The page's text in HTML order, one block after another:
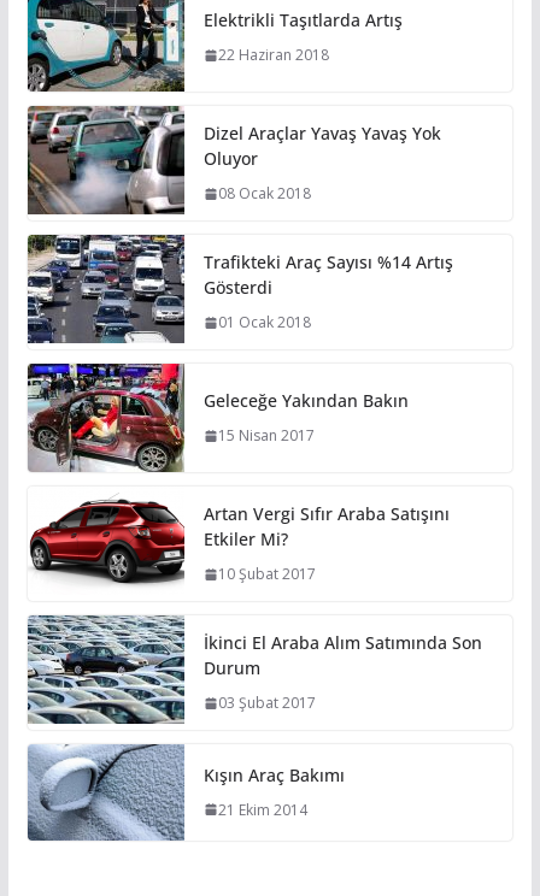
Elektrikli Taşıtlarda Artış
22 Haziran 2018
Dizel Araçlar Yavaş Yavaş Yok
Oluyor
08 Ocak 2018
Trafikteki Araç Sayısı %14 Artış
Gösterdi
01 Ocak 2018
Geleceğe Yakından Bakın
15 Nisan 2017
Artan Vergi Sıfır Araba Satışını
Etkiler Mi?
10 Şubat 2017
İkinci El Araba Alım Satımında Son
Durum
03 Şubat 2017
Kışın Araç Bakımı
21 Ekim 2014